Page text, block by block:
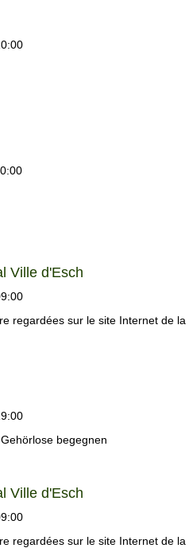
Ville d'Esch
regardées sur le site Internet de la
begegnen
Ville d'Esch
regardées sur le site Internet de la